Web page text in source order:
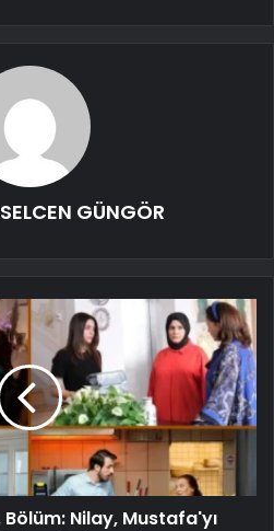
GÜNGÖR
Bölüm: Nilay, Mustafa'yı